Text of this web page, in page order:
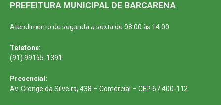
PREFEITURA MUNICIPAL DE BARCARENA
Atendimento de segunda a sexta de 08:00 às 14:00
Telefone:
(91) 99165-1391
Presencial:
Av. Cronge da Silveira, 438 – Comercial – CEP 67.400-112